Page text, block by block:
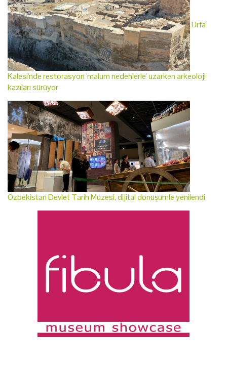
Urfa
Kalesi'nde restorasyon 'malum nedenlerle' uzarken arkeoloji
kazıları sürüyor
Özbekistan Devlet Tarih Müzesi, dijital dönüşümle yenilendi